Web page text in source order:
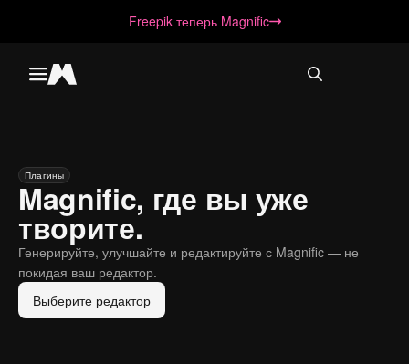
Freepik теперь Magnific
Toggle menu
Magnific
Плагины
Magnific, где вы уже
творите.
Генерируйте, улучшайте и редактируйте с Magnific — не
покидая ваш редактор.
Выберите редактор